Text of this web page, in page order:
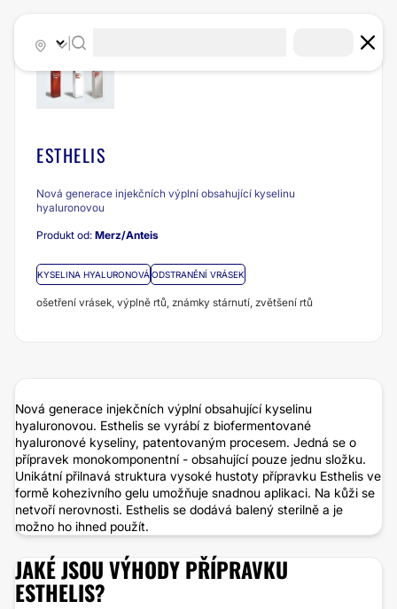
ESTHELIS
Nová generace injekčních výplní obsahující kyselinu
hyaluronovou
Produkt od: Merz/Anteis
KYSELINA HYALURONOVÁ ODSTRANĚNÍ VRÁSEK
ošetření vrásek, výplně rtů, známky stárnutí, zvětšení rtů
Nová generace injekčních výplní obsahující kyselinu
hyaluronovou. Esthelis se vyrábí z biofermentované
hyaluronové kyseliny, patentovaným procesem. Jedná se o
přípravek monokomponentní - obsahující pouze jednu složku.
Unikátní přilnavá struktura vysoké hustoty přípravku Esthelis ve
formě kohezivního gelu umožňuje snadnou aplikaci. Na kůži se
netvoří nerovnosti. Esthelis se dodává balený sterilně a je
možno ho ihned použít.
JAKÉ JSOU VÝHODY PŘÍPRAVKU
ESTHELIS?